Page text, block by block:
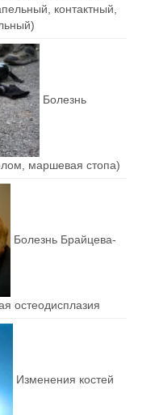
контактный,
Болезнь
маршевая стопа)
Болезнь Брайцева-
остеодисплазия
Изменения костей